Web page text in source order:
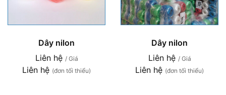
Dây nilon
Liên hệ / Giá
Liên hệ (đơn tối thiểu)
Dây nilon
Liên hệ / Giá
Liên hệ (đơn tối thiểu)